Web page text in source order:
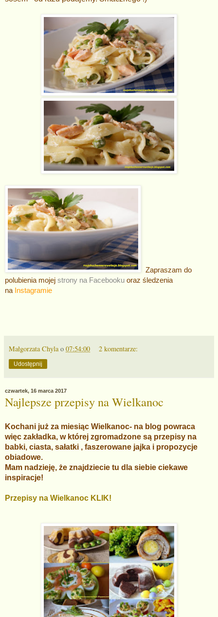
Zapraszam do
polubienia mojej strony na Facebooku oraz śledzenia
na Instagramie
Małgorzata Chyla o 07:54:00 2 komentarze:
Udostępnij
czwartek, 16 marca 2017
Najlepsze przepisy na Wielkanoc
Kochani już za miesiąc Wielkanoc- na blog powraca
więc zakładka, w której zgromadzone są przepisy na
babki, ciasta, sałatki , faszerowane jajka i propozycje
obiadowe.
Mam nadzieję, że znajdziecie tu dla siebie ciekawe
inspiracje!
Przepisy na Wielkanoc KLIK!